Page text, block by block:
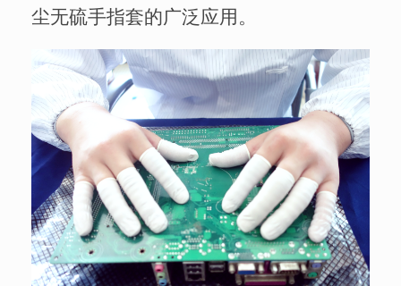
尘无硫手指套的广泛应用。